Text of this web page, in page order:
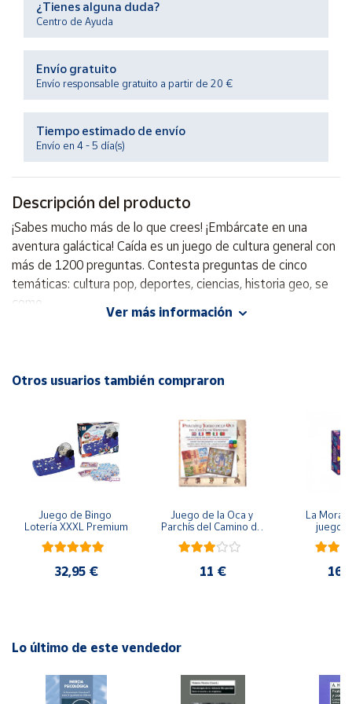
Productos
Solidarios
Ayuda
Centro
de ayuda
Contacto
Vendedores
Mapa de
vendedores
Hazte
vendedor
Cuenta
Península
Baleares
¿Tienes alguna duda?
Centro de Ayuda
Envío gratuito
Envío responsable gratuito a partir de 20 €
Tiempo estimado de envío
Envío en 4 - 5 día(s)
Descripción del producto
¡Sabes mucho más de lo que crees! ¡Embárcate en una
aventura galáctica! Caída es un juego de cultura general con
más de 1200 preguntas. Contesta preguntas de cinco
temáticas: cultura pop, deportes, ciencias, historia geo, se
come
Advertencias:
piezas pequeñas. Peligro de asfixia
Ver más información
Otros usuarios también compraron
Juego de Bingo
Lotería XXXL Premium
32,95 €
Juego de la Oca y
Parchís del Camino de
Santiago
11 €
La
juego
Lo último de este vendedor